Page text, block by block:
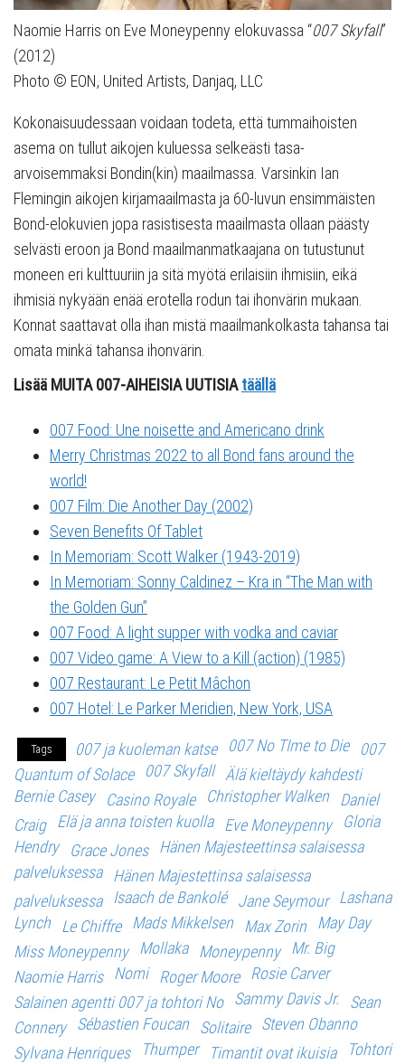
Naomie Harris on Eve Moneypenny elokuvassa “007 Skyfall”
(2012)
Photo © EON, United Artists, Danjaq, LLC
Kokonaisuudessaan voidaan todeta, että tummaihoisten
asema on tullut aikojen kuluessa selkeästi tasa-
arvoisemmaksi Bondin(kin) maailmassa. Varsinkin Ian
Flemingin aikojen kirjamaailmasta ja 60-luvun ensimmäisten
Bond-elokuvien jopa rasistisesta maailmasta ollaan päästy
selvästi eroon ja Bond maailmanmatkaajana on tutustunut
moneen eri kulttuuriin ja sitä myötä erilaisiin ihmisiin, eikä
ihmisiä nykyään enää erotella rodun tai ihonvärin mukaan.
Konnat saattavat olla ihan mistä maailmankolkasta tahansa tai
omata minkä tahansa ihonvärin.
Lisää MUITA 007-AIHEISIA UUTISIAtäällä
007 Food: Une noisette and Americano drink
Merry Christmas 2022 to all Bond fans around the
world!
007 Film: Die Another Day (2002)
Seven Benefits Of Tablet
In Memoriam: Scott Walker (1943-2019)
In Memoriam: Sonny Caldinez – Kra in “The Man with
the Golden Gun”
007 Food: A light supper with vodka and caviar
007 Video game: A View to a Kill (action) (1985)
007 Restaurant: Le Petit Mâchon
007 Hotel: Le Parker Meridien, New York, USA
Tags 007 ja kuoleman katse 007 No TIme to Die
007
Quantum of Solace
007 Skyfall Älä kieltäydy kahdesti
Bernie Casey
Casino Royale Christopher Walken
Daniel
Craig
Elä ja anna toisten kuolla Eve Moneypenny
Gloria
Hendry
Grace Jones
Hänen Majesteettinsa salaisessa
palveluksessa
Hänen Majestettinsa salaisessa
palveluksessa
Isaach de Bankolé Jane Seymour
Lashana
Lynch
Le Chiffre Mads Mikkelsen Max Zorin
May Day
Miss Moneypenny
Mollaka Moneypenny
Mr. Big
Naomie Harris
Nomi Roger Moore
Rosie Carver
Salainen agentti 007 ja tohtori No
Sammy Davis Jr.
Sean
Connery
Sébastien Foucan Solitaire
Steven Obanno
Sylvana Henriques
Thumper Timantit ovat ikuisia
Tohtori